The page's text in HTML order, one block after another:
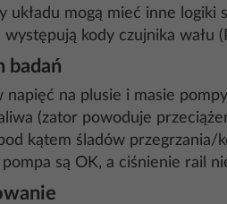
układu mogą mieć inne
kody czujnika wału
badań
napięć na plusie i masie
(zator powoduje
kątem śladów
są OK, a ciśnienie rail